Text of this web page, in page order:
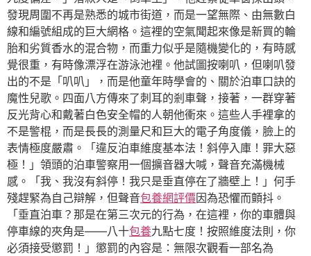
發現周圍不再是熟悉的城市街道，而是一望無際、由無數白
線和編號組成的巨大網格。這裡的空氣聞起來像是新買的輪
胎和劣質香水的混合物，而重力似乎是隨機變化的，有時感
覺很重，有時像漂浮在游泳池裡。他試圖按喇叭，但喇叭發
出的不是「叭叭」，而是他童年時學會的、關於泊車口訣的
魔性兒歌。四面八方傳來了刺耳的剎車聲，接著，一群穿著
反光背心和戴著白色安全帽的人朝他衝來。這些人手裡拿的
不是警棍，而是長長的測量尺和巨大的電子角度儀，臉上的
表情極度嚴肅。「違反泊車維度基本法！斜停入庫！罪大惡
極！」領頭的泊車警察用一個擴音器大喊，聲音充滿機械
感。「我、我沒有斜停！我只是垂直停在了牆壁上！」何手
殘趕緊為自己辯解，但聲音包養網評價因為恐懼而顫抖。
「垂直泊車？那是在第三次元的行為，在這裡，你的車體與
停車線的夾角是——八十包養九點七度！按照維度法則，你
必須接受懲罰！」懲罰的內容是：無限次觀看一部名為